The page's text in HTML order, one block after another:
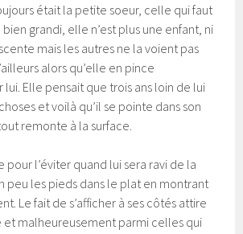
était la petite soeur, celle qui faut
grandi, elle n’est plus une enfant, ni
mais les autres ne la voient pas
alors qu’elle en pince
Elle pensait que trois ans loin de lui
et voilà qu’il se pointe dans son
remonte à la surface.
pour l’éviter quand lui sera ravi de la
peu les pieds dans le plat en montrant
Le fait de s’afficher à ses côtés attire
et malheureusement parmi celles qui